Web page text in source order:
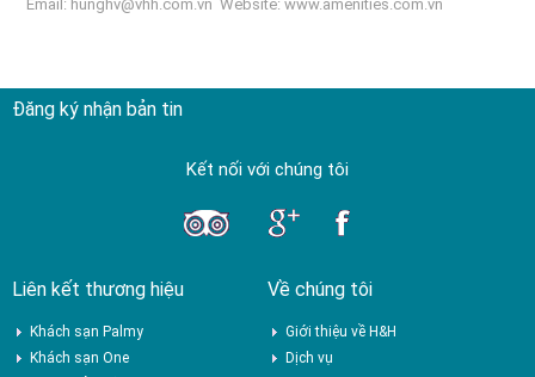
Email: hunghv@vhh.com.vn Website:www.amenities.com.vn
Đăng ký nhận bản tin
Kết nối với chúng tôi
Liên kết thương hiệu
Khách sạn Palmy
Khách sạn One
Về chúng tôi
Giới thiệu về H&H
Dịch vụ